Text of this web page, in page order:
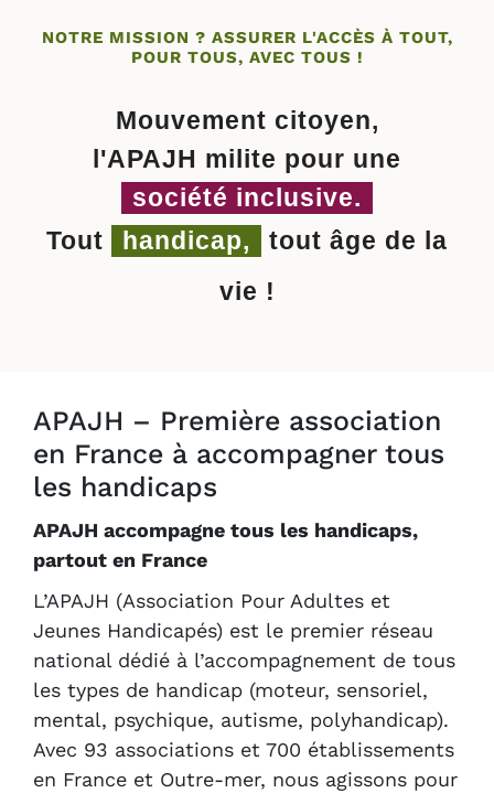
NOTRE MISSION ? ASSURER L'ACCÈS À TOUT,
POUR TOUS, AVEC TOUS !
Mouvement citoyen,
l'APAJH milite pour une
société inclusive.
Tout
handicap,
tout âge de la
vie !
APAJH – Première association
en France à accompagner tous
les handicaps
APAJH accompagne tous les handicaps,
partout en France
L’APAJH (Association Pour Adultes et
Jeunes Handicapés) est le premier réseau
national dédié à l’accompagnement de tous
les types de handicap (moteur, sensoriel,
mental, psychique, autisme, polyhandicap).
Avec 93 associations et 700 établissements
en France et Outre-mer, nous agissons pour